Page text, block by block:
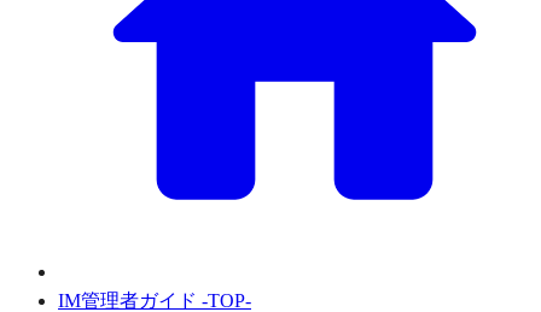
IM管理者ガイド -TOP-